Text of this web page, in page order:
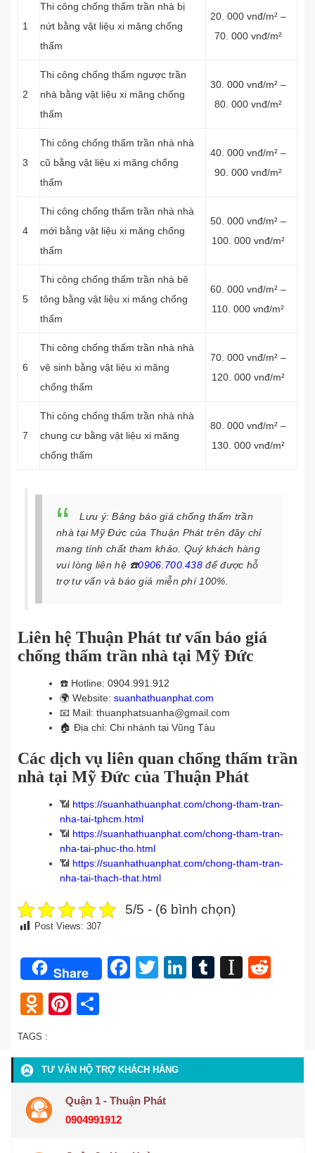
1
Thi công chống thấm trần nhà bị
nứt bằng vật liệu xi măng chống
thấm
20. 000 vnđ/m² –
70. 000 vnđ/m²
2
Thi công chống thấm ngược trần
nhà bằng vật liệu xi măng chống
thấm
30. 000 vnđ/m² –
80. 000 vnđ/m²
3
Thi công chống thấm trần nhà nhà
cũ bằng vật liệu xi măng chống
thấm
40. 000 vnđ/m² –
90. 000 vnđ/m²
4
Thi công chống thấm trần nhà nhà
mới bằng vật liệu xi măng chống
thấm
50. 000 vnđ/m² –
100. 000 vnđ/m²
5
Thi công chống thấm trần nhà bê
tông bằng vật liệu xi măng chống
thấm
60. 000 vnđ/m² –
110. 000 vnđ/m²
6
Thi công chống thấm trần nhà nhà
vệ sinh bằng vật liệu xi măng
chống thấm
70. 000 vnđ/m² –
120. 000 vnđ/m²
7
Thi công chống thấm trần nhà nhà
chung cư bằng vật liệu xi măng
chống thấm
80. 000 vnđ/m² –
130. 000 vnđ/m²
Lưu ý: Bảng báo giá chống thấm trần
nhà tại Mỹ Đức của Thuận Phát trên đây chỉ
mang tính chất tham khảo. Quý khách hàng
vui lòng liên hệ ☎️0906.700.438 để được hỗ
trợ tư vấn và báo giá miễn phí 100%.
Liên hệ Thuận Phát tư vấn báo giá
chống thấm trần nhà tại Mỹ Đức
☎️ Hotline: 0904.991.912
🌍 Website: suanhathuanphat.com
📧 Mail: thuanphatsuanha@gmail.com
🏠 Địa chỉ: Chi nhánh tại Vũng Tàu
Các dịch vụ liên quan chống thấm trần
nhà tại Mỹ Đức của Thuận Phát
📶 https://suanhathuanphat.com/chong-tham-tran-
nha-tai-tphcm.html
📶 https://suanhathuanphat.com/chong-tham-tran-
nha-tai-phuc-tho.html
📶 https://suanhathuanphat.com/chong-tham-tran-
nha-tai-thach-that.html
5/5 - (6 bình chọn)
Post Views: 307
Share Facebook
TwitterLinkedIn
Tumblr
Odnoklassniki
Pinterest
TAGS :
TƯ VẤN HỘ TRỢ KHÁCH HÀNG
Quận 1 - Thuận Phát
0904991912